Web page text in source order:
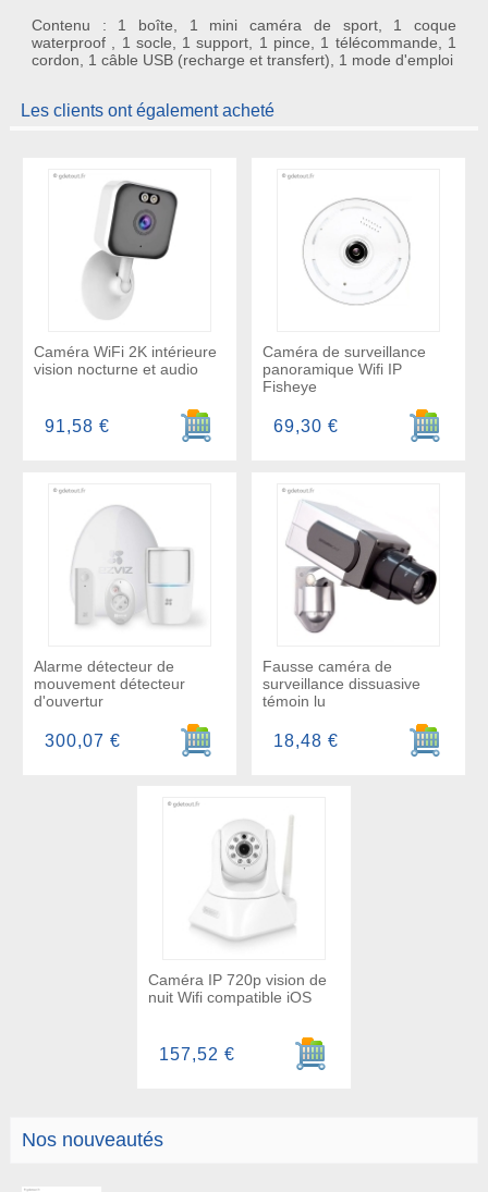
Nos nouveautés
Contenu : 1 boîte, 1 mini caméra de sport, 1 coque
waterproof , 1 socle, 1 support, 1 pince, 1 télécommande, 1
cordon, 1 câble USB (recharge et transfert), 1 mode d'emploi
Les clients ont également acheté
Caméra WiFi 2K intérieure
vision nocturne et audio
Ajouter au panier
91,58 €
Caméra de surveillance
panoramique Wifi IP
Fisheye
Ajouter
69,30 €
Alarme détecteur de
mouvement détecteur
d'ouvertur
Ajouter au panier
300,07 €
Fausse caméra de
surveillance dissuasive
témoin lu
Ajouter
18,48 €
Caméra IP 720p vision de
nuit Wifi compatible iOS
Ajouter au panier
157,52 €